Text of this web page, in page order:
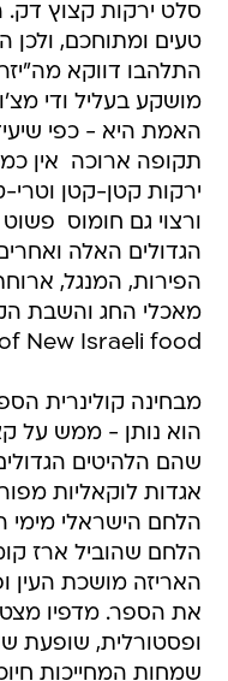
סלט ירקות קצוץ דק.
טעים ומתוחכם, ולכן
התלהבו דווקא
מושקע בעליל ודי
האמת היא - כפי
תקופה ארוכה  אין
ירקות קטן-קטן וטרי-
ורצוי גם חומוס 
הגדולים האלה
הפירות, המנגל,
מאכלי החג והשבת
New Israeli food.
מבחינה קולינרית
הוא נותן - ממש על
שהם הלהיטים
אגדות לוקאליות
הלחם הישראלי
הלחם שהוביל ארז
האריזה מושכת העין
את הספר. מדפיו
ופסטורלית, שופעת
שמחות המחייכות